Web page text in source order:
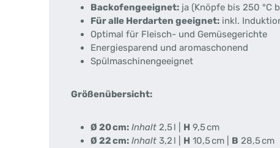
Backofengeeignet: ja (Knöpfe bis 250 °C
Für alle Herdarten geeignet: inkl.
Optimal für Fleisch- und Gemüsegerichte
Energiesparend und aromaschonend
Spülmaschinengeeignet
Größenübersicht:
Ø 20 cm: Inhalt 2,5 l | H 9,5 cm
Ø 22 cm: Inhalt 3,2 l | H 10,5 cm | B 28,5 cm